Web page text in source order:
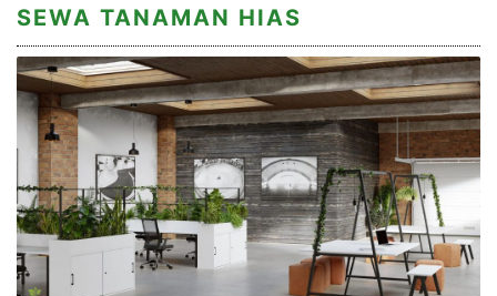
SEWA TANAMAN HIAS